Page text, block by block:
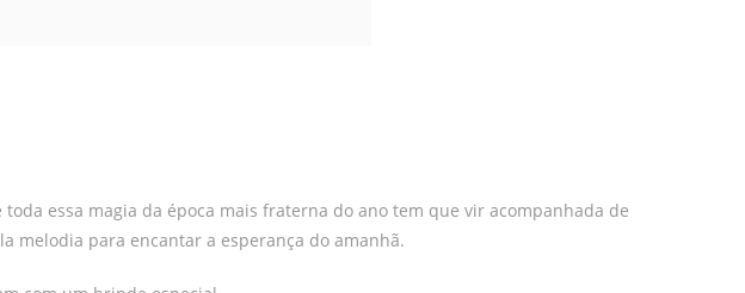
essa magia da época mais fraterna do ano tem que vir acompanhada de
melodia para encantar a esperança do amanhã.